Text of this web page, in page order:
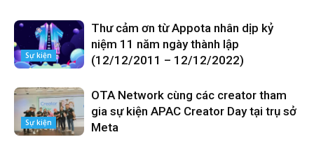
Sự kiện
Thư cảm ơn từ Appota nhân dịp kỷ
niệm 11 năm ngày thành lập
(12/12/2011 – 12/12/2022)
Sự kiện
OTA Network cùng các creator tham
gia sự kiện APAC Creator Day tại trụ sở
Meta